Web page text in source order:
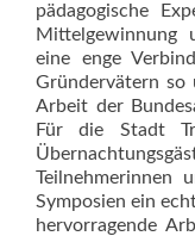
pädagogische
Mittelgewinnung
eine enge
Gründervätern so
Arbeit der
Für die Stadt
Teilnehmerinnen
Symposien ein
hervorragende